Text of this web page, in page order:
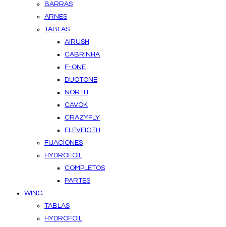
BARRAS
ARNES
TABLAS
AIRUSH
CABRINHA
F-ONE
DUOTONE
NORTH
CAVOK
CRAZYFLY
ELEVEIGTH
FIJACIONES
HYDROFOIL
COMPLETOS
PARTES
WING
TABLAS
HYDROFOIL